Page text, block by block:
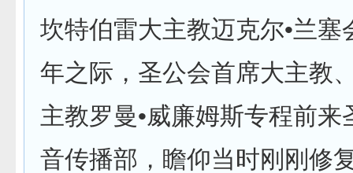
坎特伯雷大主教迈克尔•兰塞
年之际，圣公会首席大主教
主教罗曼•威廉姆斯专程前来
音传播部，瞻仰当时刚刚修